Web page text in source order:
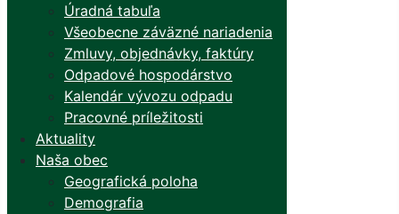
Úradná tabuľa
Všeobecne záväzné nariadenia
Zmluvy, objednávky, faktúry
Odpadové hospodárstvo
Kalendár vývozu odpadu
Pracovné príležitosti
Aktuality
Naša obec
Geografická poloha
Demografia